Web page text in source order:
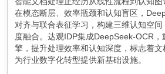
在模态断层、效率瓶颈和认知盲区，
对齐与联合表征学习，构建三维认知空
度融合。达观IDP集成DeepSeek-OCR，
擎，提升处理效率和认知深度，标志着文
为行业数字化转型提供新基础设施。